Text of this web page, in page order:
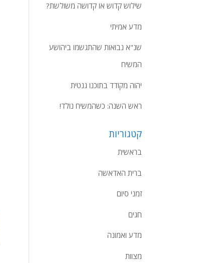
שילוש קדוש או קדושה משולשת?
מדע אמיתי
שנ"א נבואות שהתגשמו ביהושע
המשיח
יהוה מקודד בתוכנו גנטית
ראש השנה: כשהמשיח נולד!
קטגוריות
בראשית
ברית האדאשה
זמני סיום
חגים
מדע ואמונה
מצוות